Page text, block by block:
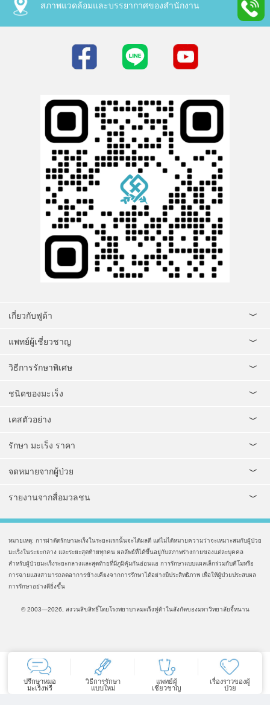
ปรึกษาหมอ
มะเร็งฟรี
วิธีการรักษา
แบบใหม่
แพทย์ผู้
เชี่ยวชาญ
เรื่องราวของผู้
ป่วย
สภาพแวดล้อมและบรรยากาศของสำนักงาน
เกี่ยวกับฟูด้า
แพทย์ผู้เชี่ยวชาญ
วิธีการรักษาพิเศษ
ชนิดของมะเร็ง
เคสตัวอย่าง
รักษา มะเร็ง ราคา
จดหมายจากผู้ป่วย
รายงานจากสื่อมวลชน
หมายเหตุ: การผ่าตัดรักษามะเร็งในระยะแรกนั้นจะได้ผลดี แต่ไม่ได้หมายความว่าจะเหมาะสมกับผู้ป่วย
มะเร็งในระยะกลาง และระยะสุดท้ายทุกคน ผลลัพธ์ที่ได้ขึ้นอยู่กับสภาพร่างกายของแต่ละบุคคล
สำหรับผู้ป่วยมะเร็งระยะกลางและสุดท้ายที่มีภูมิคุ้มกันอ่อนแอ การรักษาแบบแผลเล็กร่วมกับคีโมหรือ
การฉายแสงสามารถลดอาการข้างเคียงจากการรักษาได้อย่างมีประสิทธิภาพ เพื่อให้ผู้ป่วยประสบผล
การรักษาอย่างดียิ่งขึ้น
© 2003—2026, สงวนสิขสิทธิ์โดยโรงพยาบาลมะเร็งฟูด้าในสังกัดของมหาวิทยาลัยจี้หนาน